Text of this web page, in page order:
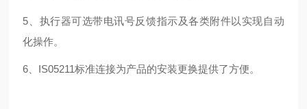
5、执行器可选带电讯号反馈指示及各类附件以实现自动
化操作。
6、IS05211标准连接为产品的安装更换提供了方便。